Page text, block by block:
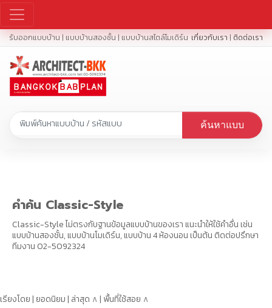
รับออกแบบบ้าน | แบบบ้านสองชั้น | แบบบ้านสไตล์โมเดิร์น เกี่ยวกับเรา | ติดต่อเรา
ค้นหาแบบ
คำค้น Classic-Style
Classic-Style ไม่ตรงกับฐานข้อมูลแบบบ้านของเรา แนะนำให้ใช้คำอื่น เช่น
แบบบ้านสองชั้น, แบบบ้านโมเดิร์น, แบบบ้าน 4 ห้องนอน เป็นต้น ติดต่อปรึกษา
ทีมงาน 02-5092324
เรียงโดย | ยอดนิยม | ล่าสุด ∧| พื้นที่ใช้สอย ∧